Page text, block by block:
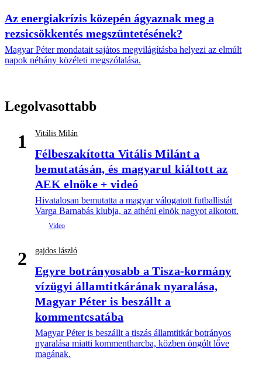
Az energiakrízis közepén ágyaznak meg a
rezsicsökkentés megszüntetésének?
Magyar Péter mondatait sajátos megvilágításba helyezi az elmúlt
napok néhány közéleti megszólalása.
Legolvasottabb
1 Vitális Milán
Félbeszakította Vitális Milánt a
bemutatásán, és magyarul kiáltott az
AEK elnöke + videó
Hivatalosan bemutatta a magyar válogatott futballistát
Varga Barnabás klubja, az athéni elnök nagyot alkotott.
2 gajdos lászló
Egyre botrányosabb a Tisza-kormány
vízügyi államtitkárának nyaralása,
Magyar Péter is beszállt a
kommentcsatába
Magyar Péter is beszállt a tiszás államtitkár botrányos
nyaralása miatti kommentharcba, közben öngólt lőve
magának.